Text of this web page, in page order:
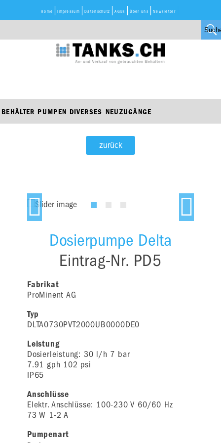
Home Impressum Datenschutz AGBs Über uns Newsletter
BEHÄLTER PUMPEN DIVERSES NEUZUGÄNGE
zurück
Dosierpumpe Delta
Eintrag-Nr. PD5
Fabrikat
ProMinent AG
Typ
DLTA0730PVT2000UB0000DE0
Leistung
Dosierleistung: 30 l/h 7 bar
7.91 gph 102 psi
IP65
Anschlüsse
Elektr. Anschlüsse: 100-230 V 60/60 Hz
73 W 1-2 A
Pumpenart